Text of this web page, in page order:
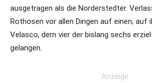
ausgetragen als die Norderstedter.
Rothosen vor allen Dingen auf einen, auf
Velasco, dem vier der bislang sechs
gelangen.
Anzeige